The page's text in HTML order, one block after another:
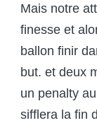
Mais notre
finesse et
ballon finir
but. et deux
un penalty
sifflera la fin